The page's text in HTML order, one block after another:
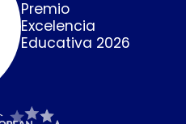
Premio
Excelencia
Educativa 2026